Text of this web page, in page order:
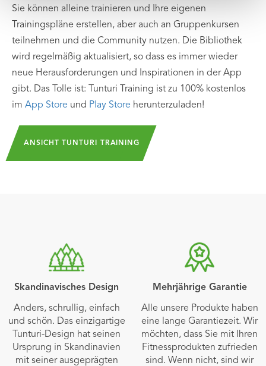
Sie können alleine trainieren und Ihre eigenen
Trainingspläne erstellen, aber auch an Gruppenkursen
teilnehmen und die Community nutzen. Die Bibliothek
wird regelmäßig aktualisiert, so dass es immer wieder
neue Herausforderungen und Inspirationen in der App
gibt. Das Tolle ist: Tunturi Training ist zu 100% kostenlos
im App Store und Play Store herunterzuladen!
ANSICHT TUNTURI TRAINING
Skandinavisches Design
Anders, schrullig, einfach
und schön. Das einzigartige
Tunturi-Design hat seinen
Ursprung in Skandinavien
mit seiner ausgeprägten
Mehrjährige Garantie
Alle unsere Produkte haben
eine lange Garantiezeit. Wir
möchten, dass Sie mit Ihren
Fitnessprodukten zufrieden
sind. Wenn nicht, sind wir